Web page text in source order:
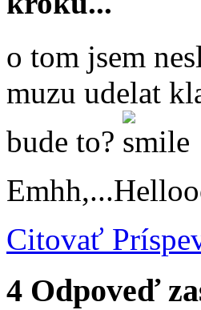
o tom jsem
muzu udelat
bude to?
Citovať
4 Odpoveď